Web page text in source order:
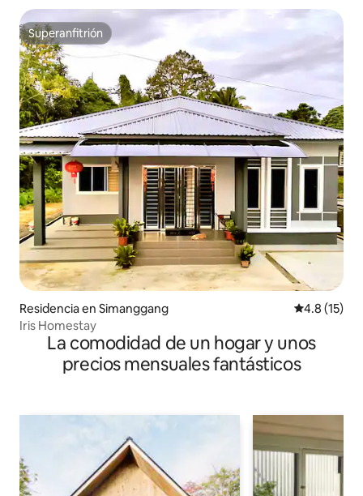
Superanfitrión
Superanfitrión
Residencia en Simanggang Calificación
4.8 (15)
Iris Homestay
La comodidad de un hogar y unos
precios mensuales fantásticos